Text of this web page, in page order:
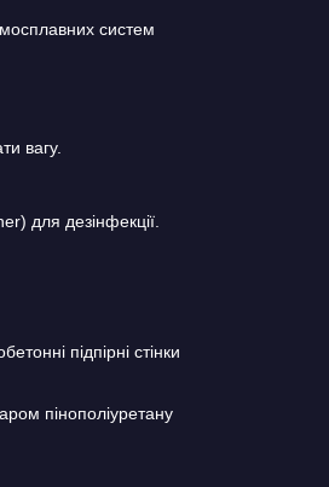
систем
вагу.
для дезінфекції.
підпірні стінки
пінополіуретану